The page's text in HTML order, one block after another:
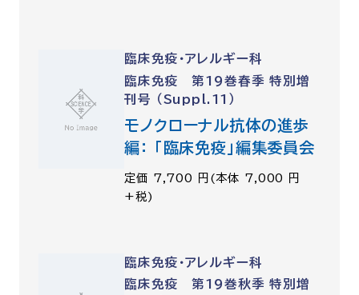
臨床免疫・アレルギー科
臨床免疫 第19巻春季 特別増
刊号 （Suppl.11）
モノクローナル抗体の進歩
編： 「臨床免疫」編集委員会
定価 7,700 円(本体 7,000 円
+税)
臨床免疫・アレルギー科
臨床免疫 第19巻秋季 特別増